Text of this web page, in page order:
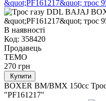
В наявності
Код: 358420
Продавець
TEMO
270 грн
Купити
BOXER BM/ВМX 150cc Трос
"PF161217"